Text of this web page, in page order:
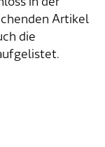
Artikel
die